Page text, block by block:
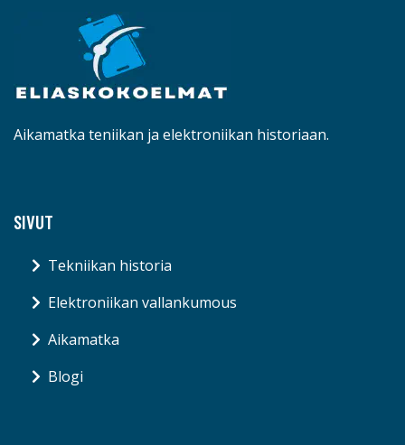
Aikamatka teniikan ja elektroniikan historiaan.
SIVUT
Tekniikan historia
Elektroniikan vallankumous
Aikamatka
Blogi